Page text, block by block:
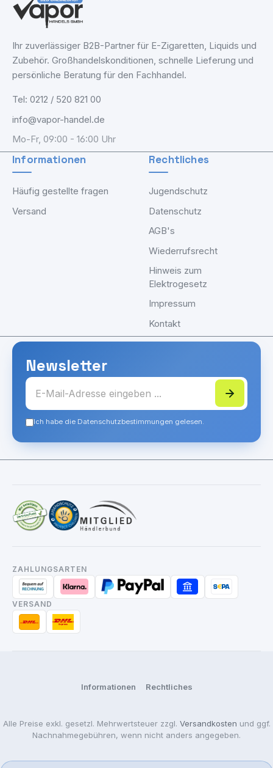
Ihr zuverlässiger B2B-Partner für E-Zigaretten, Liquids und
Zubehör. Großhandelskonditionen, schnelle Lieferung und
persönliche Beratung für den Fachhandel.
Tel: 0212 / 520 821 00
info@vapor-handel.de
Mo-Fr, 09:00 - 16:00 Uhr
Informationen
Häufig gestellte fragen
Versand
Rechtliches
Jugendschutz
Datenschutz
AGB's
Wiederrufsrecht
Hinweis zum
Elektrogesetz
Impressum
Kontakt
Newsletter
Ich habe die Datenschutzbestimmungen gelesen.
ZAHLUNGSARTEN
VERSAND
Informationen Rechtliches
Alle Preise exkl. gesetzl. Mehrwertsteuer zzgl. Versandkosten und ggf.
Nachnahmegebühren, wenn nicht anders angegeben.